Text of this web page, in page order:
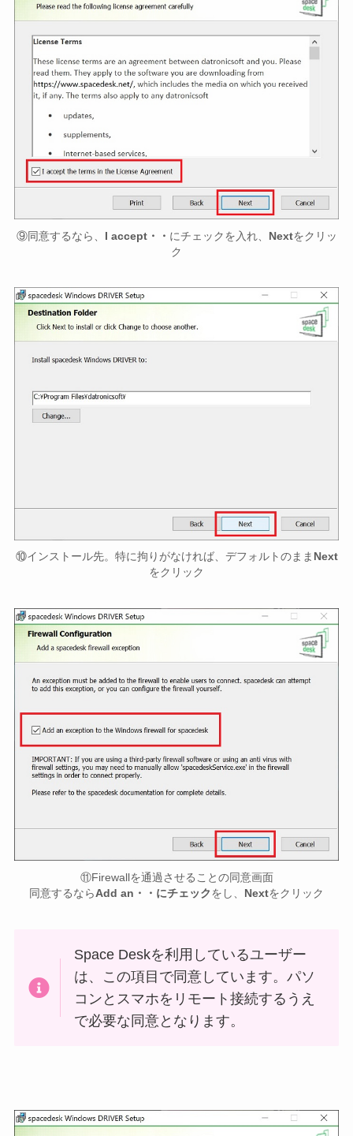
⑨同意するなら、 I accept・・ にチェックを入れ、 Nextをクリッ
ク
⑩インストール先。特に拘りがなければ、デフォルトのまま Next
をクリック
⑪Firewallを通過させることの同意画面
同意するならAdd an・・にチェックをし、 Nextをクリック
Space Deskを利用しているユーザー
は、この項目で同意しています。パソ
コンとスマホをリモート接続するうえ
で必要な同意となります。